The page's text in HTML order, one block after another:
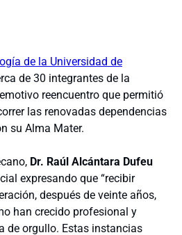
de la Universidad de
de 30 integrantes de la
reencuentro que permitió
las renovadas dependencias
su Alma Mater.
Dr. Raúl Alcántara Dufeu
expresando que “recibir
después de veinte años,
han crecido profesional y
de orgullo. Estas instancias